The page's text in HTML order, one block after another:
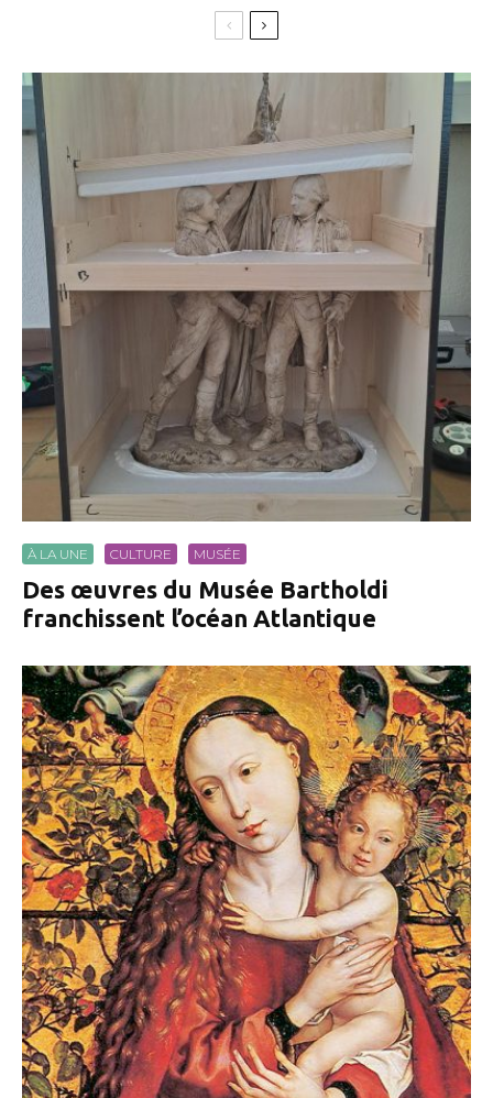
À LA UNE CULTURE MUSÉE
Des œuvres du Musée Bartholdi
franchissent l’océan Atlantique